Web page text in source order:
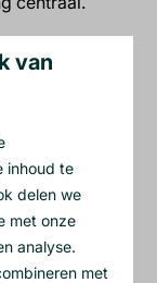
in jullie
maakt
voor een
van
inhoud te
delen we
met onze
analyse.
met